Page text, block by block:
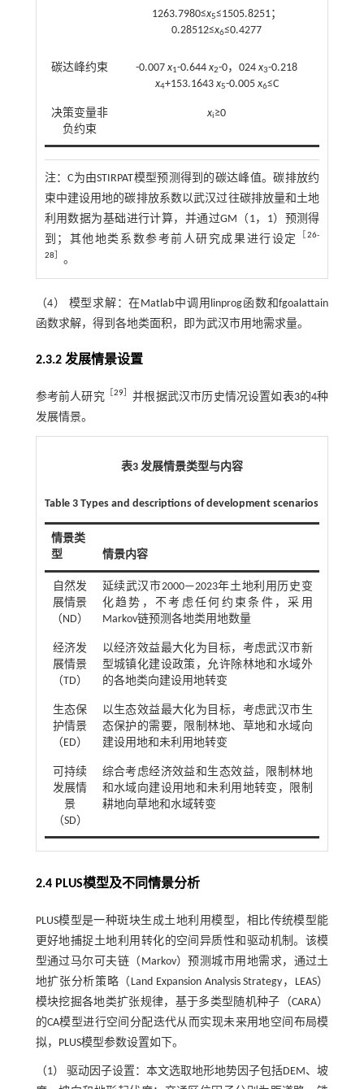
1263.7980≤x5≤1505.8251；
0.28512≤x6≤0.4277
碳达峰约束 -0.007x1-0.644x2-0，024x3-0.218
x4+153.1643 x5-0.005 x6≤C
决策变量非
负约束
xi≥0
注：C为由STIRPAT模型预测得到的碳达峰值。碳排放约
束中建设用地的碳排放系数以武汉过往碳排放量和土地
利用数据为基础进行计算，并通过GM（1，1）预测得
到；其他地类系数参考前人研究成果进行设定
［26-
28］ 。
（4） 模型求解：在Matlab中调用linprog函数和fgoalattain
函数求解，得到各地类面积，即为武汉市用地需求量。
2.3.2 发展情景设置
参考前人研究 ［29］ 并根据武汉市历史情况设置如 表3的4种
发展情景。
表3 发展情景类型与内容
Table 3 Types and descriptions of development scenarios
情景类
型
情景内容
自然发
展情景
（ND）
延续武汉市2000—2023年土地利用历史变
化趋势，不考虑任何约束条件，采用
Markov链预测各地类用地数量
经济发
展情景
（TD）
以经济效益最大化为目标，考虑武汉市新
型城镇化建设政策，允许除林地和水域外
的各地类向建设用地转变
生态保
护情景
（ED）
以生态效益最大化为目标，考虑武汉市生
态保护的需要，限制林地、草地和水域向
建设用地和未利用地转变
可持续
发展情
景
（SD）
综合考虑经济效益和生态效益，限制林地
和水域向建设用地和未利用地转变，限制
耕地向草地和水域转变
2.4 PLUS模型及不同情景分析
PLUS模型是一种斑块生成土地利用模型，相比传统模型能
更好地捕捉土地利用转化的空间异质性和驱动机制。该模
型通过马尔可夫链（Markov）预测城市用地需求，通过土
地扩张分析策略（Land Expansion Analysis Strategy，LEAS）
模块挖掘各地类扩张规律，基于多类型随机种子（CARA）
的CA模型进行空间分配迭代从而实现未来用地空间布局模
拟，PLUS模型参数设置如下。
（1） 驱动因子设置：本文选取地形地势因子包括DEM、坡